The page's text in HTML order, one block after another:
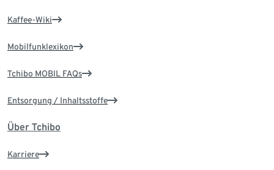
Kaffee-Wiki
Mobilfunklexikon
Tchibo MOBIL FAQs
Entsorgung / Inhaltsstoffe
Über Tchibo
Karriere